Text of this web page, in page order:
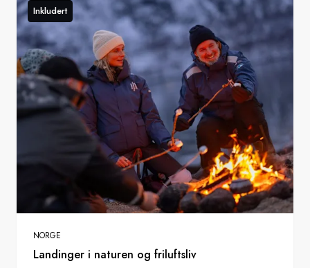
Inkludert
NORGE
Landinger i naturen og friluftsliv